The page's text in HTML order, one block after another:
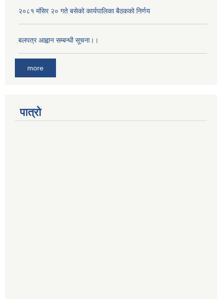
२०८१ मंसिर २० गते बसेको कार्यपालिका बैठकको निर्णय
बलपत्र आह्वान सम्बन्धी सूचना।।
more
पात्रो